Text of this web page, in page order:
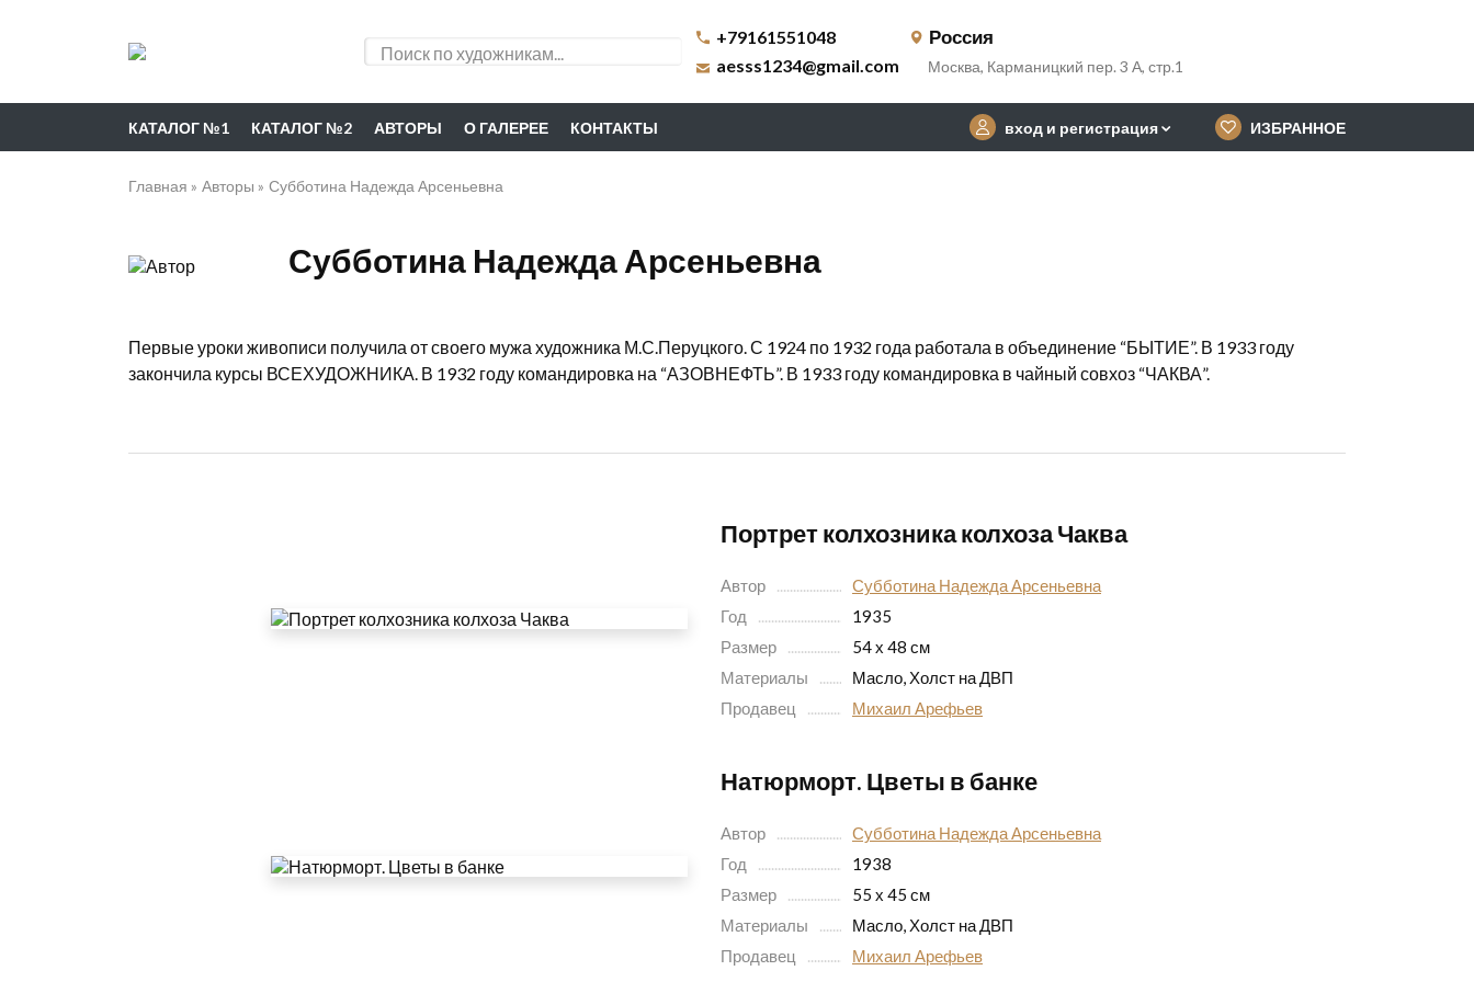
+79161551048
aesss1234@gmail.com
Россия
Москва, Карманицкий пер. 3 А, стр.1
КАТАЛОГ №1 КАТАЛОГ №2 АВТОРЫ О ГАЛЕРЕЕ КОНТАКТЫ вход и регистрация ИЗБРАННОЕ
Главная Авторы Субботина Надежда Арсеньевна
Субботина Надежда Арсеньевна
Первые уроки живописи получила от своего мужа художника М.С.Перуцкого. С 1924 по 1932 года работала в объединение “БЫТИЕ”. В 1933 году
закончила курсы ВСЕХУДОЖНИКА. В 1932 году командировка на “АЗОВНЕФТЬ”. В 1933 году командировка в чайный совхоз “ЧАКВА”.
Портрет колхозника колхоза Чаква
Автор
Субботина Надежда Арсеньевна
Год
1935
Размер
54 х 48 см
Материалы
Масло, Холст на ДВП
Продавец
Михаил Арефьев
Натюрморт. Цветы в банке
Автор
Субботина Надежда Арсеньевна
Год
1938
Размер
55 х 45 см
Материалы
Масло, Холст на ДВП
Продавец
Михаил Арефьев